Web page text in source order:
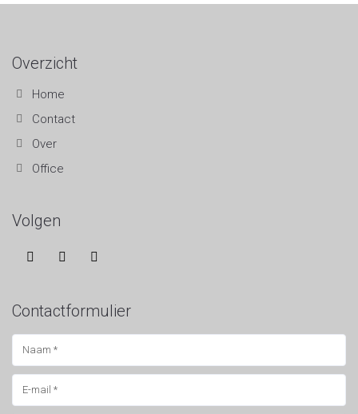
Overzicht
Home
Contact
Over
Office
Volgen
Contactformulier